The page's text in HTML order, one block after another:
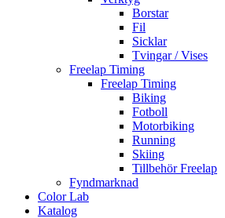
Borstar
Fil
Sicklar
Tvingar / Vises
Freelap Timing
Freelap Timing
Biking
Fotboll
Motorbiking
Running
Skiing
Tillbehör Freelap
Fyndmarknad
Color Lab
Katalog